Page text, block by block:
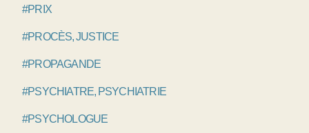
#PRIX
#PROCÈS, JUSTICE
#PROPAGANDE
#PSYCHIATRE, PSYCHIATRIE
#PSYCHOLOGUE